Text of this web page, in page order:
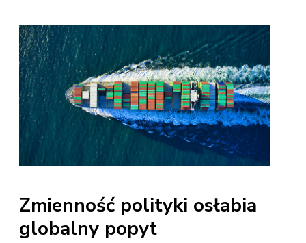
Zmienność polityki osłabia
globalny popyt